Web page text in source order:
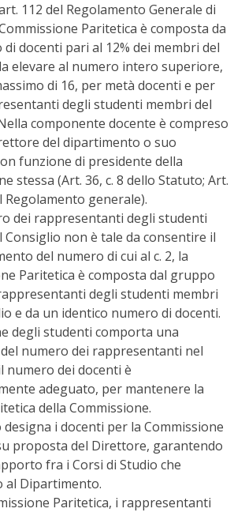
112 del Regolamento Generale di
Paritetica è composta da
docenti pari al 12% dei membri del
elevare al numero intero superiore,
di 16, per metà docenti e per
degli studenti membri del
componente docente è compreso
del dipartimento o suo
funzione di presidente della
stessa (Art. 36, c. 8 dello Statuto; Art.
Regolamento generale).
dei rappresentanti degli studenti
Consiglio non è tale da consentire il
del numero di cui al c. 2, la
Paritetica è composta dal gruppo
degli studenti membri
e da un identico numero di docenti.
degli studenti comporta una
numero dei rappresentanti nel
numero dei docenti è
adeguato, per mantenere la
della Commissione.
designa i docenti per la Commissione
proposta del Direttore, garantendo
fra i Corsi di Studio che
al Dipartimento.
Paritetica, i rappresentanti